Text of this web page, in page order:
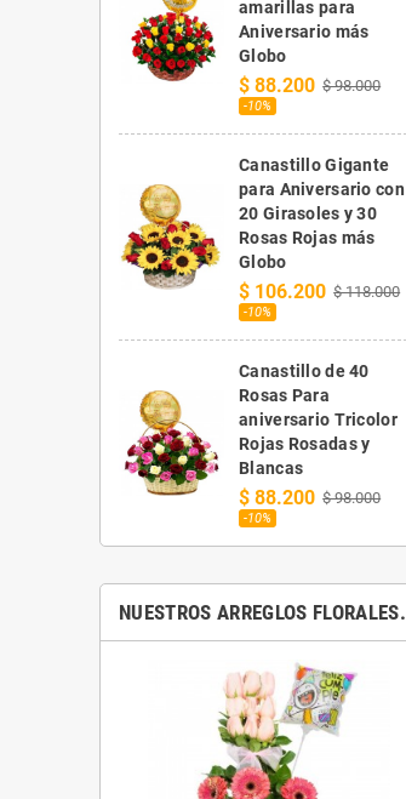
amarillas para
Aniversario más
Globo
$ 88.200 $ 98.000
-10%
Canastillo Gigante
para Aniversario con
20 Girasoles y 30
Rosas Rojas más
Globo
$ 106.200 $ 118.000
-10%
Canastillo de 40
Rosas Para
aniversario Tricolor
Rojas Rosadas y
Blancas
$ 88.200 $ 98.000
-10%
NUESTROS ARREGLOS FLORALES.